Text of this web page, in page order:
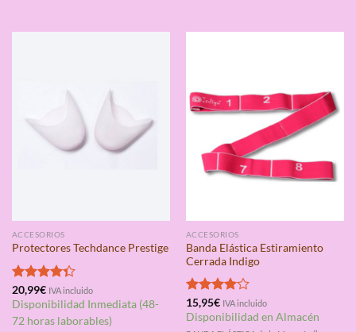
ACCESORIOS
Protectores Techdance Prestige
Valorado
con4.33
de 5
20,99€ IVA incluido
Disponibilidad Inmediata (48-
72 horas laborables)
ACCESORIOS
Banda Elástica Estiramiento
Cerrada Indigo
Valorado
con4.00
15,95€ IVA incluido
Disponibilidad en Almacén